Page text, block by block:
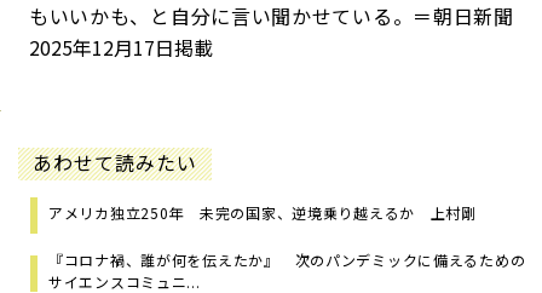
もいいかも、と自分に言い聞かせている。＝朝日新聞
2025年12月17日掲載
あわせて読みたい
アメリカ独立250年 未完の国家、逆境乗り越えるか 上村剛
『コロナ禍、誰が何を伝えたか』 次のパンデミックに備えるための
サイエンスコミュニ...